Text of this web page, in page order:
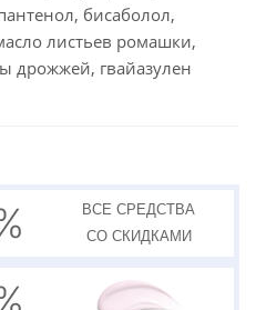
бисаболол,
листьев ромашки,
дрожжей, гвайазулен
ВСЕ СРЕДСТВА
СО СКИДКАМИ